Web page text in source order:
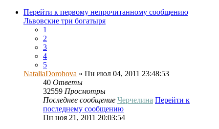
Перейти к первому непрочитанному сообщению
Львовские три богатыря
1
2
3
4
5
NataliaDorohova » Пн июл 04, 2011 23:48:53
40 Ответы
32559 Просмотры
Последнее сообщение Черчелина Перейти к
последнему сообщению
Пн ноя 21, 2011 20:03:54